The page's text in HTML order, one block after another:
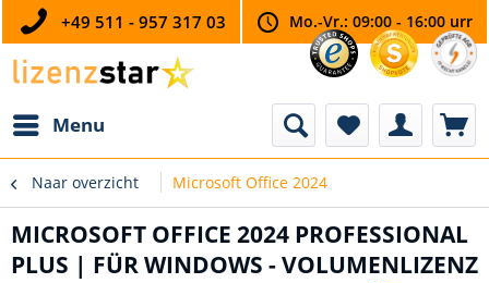
+49 511 - 957 317 03 Mo.-Vr.: 09:00 - 16:00 urr
Menu
Naar overzicht Microsoft Office 2024
MICROSOFT OFFICE 2024 PROFESSIONAL
PLUS | FÜR WINDOWS - VOLUMENLIZENZ